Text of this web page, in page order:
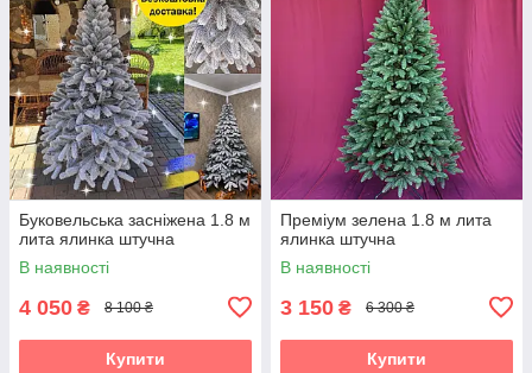
Буковельська засніжена 1.8 м
лита ялинка штучна
В наявності
4 050 ₴ 8 100 ₴
Купити
Преміум зелена 1.8 м лита
ялинка штучна
В наявності
3 150 ₴ 6 300 ₴
Купити